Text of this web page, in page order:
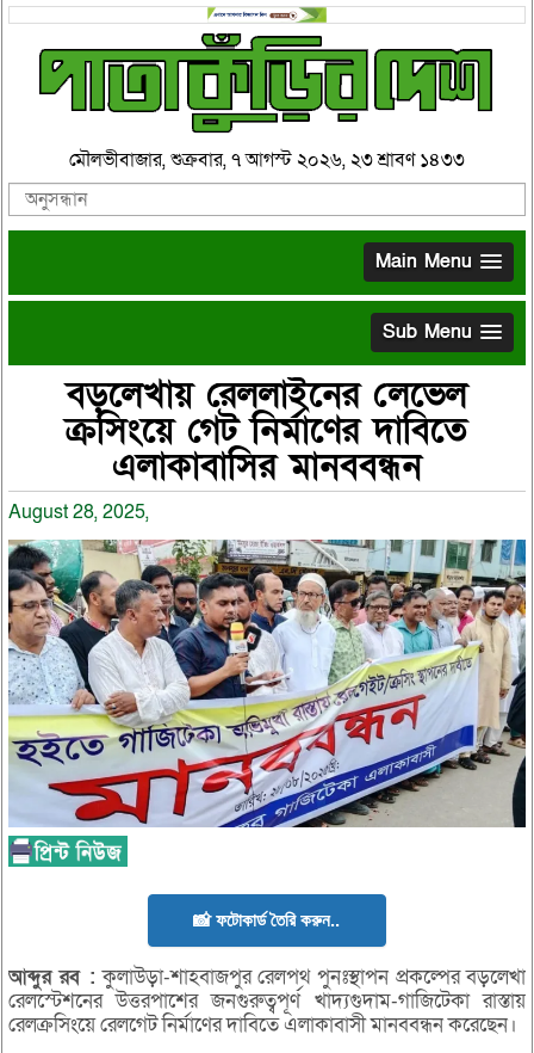
মৌলভীবাজার, শুক্রবার, ৭ আগস্ট ২০২৬, ২৩ শ্রাবণ ১৪৩৩
Main Menu
Sub Menu
বড়লেখায় রেললাইনের লেভেল
ক্রসিংয়ে গেট নির্মাণের দাবিতে
এলাকাবাসির মানববন্ধন
August 28, 2025,
📸 ফটোকার্ড তৈরি করুন..
আব্দুররব : কুলাউড়া-শাহবাজপুর রেলপথ পুনঃস্থাপন প্রকল্পের বড়লেখা
রেলস্টেশনের উত্তরপাশের জনগুরুত্বপূর্ণ খাদ্যগুদাম-গাজিটেকা রাস্তায়
রেলক্রসিংয়ে রেলগেট নির্মাণের দাবিতে এলাকাবাসী মানববন্ধন করেছেন।